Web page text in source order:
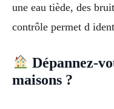
une eau tiède, des
contrôle permet d
Dépannez-
maisons ?